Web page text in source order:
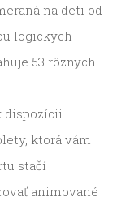
na deti od
logických
53 rôznych
dispozícii
ktorá vám
stačí
animované